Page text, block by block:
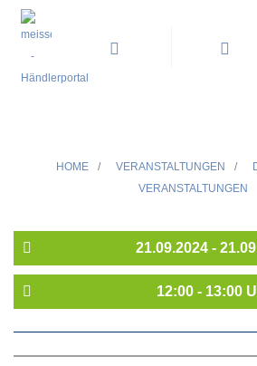
HOME / VERANSTALTUNGEN /
ERANSTALTUNGEN
21.09.2024 -
12:00 - 13:00